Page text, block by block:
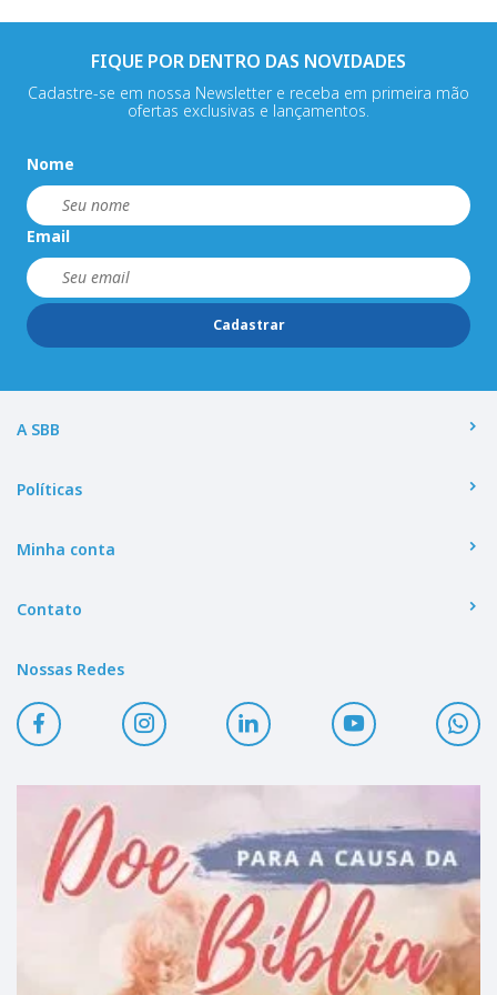
FIQUE POR DENTRO DAS NOVIDADES
Cadastre-se em nossa Newsletter e receba em primeira mão
ofertas exclusivas e lançamentos.
Nome
Email
Cadastrar
A SBB
Políticas
Minha conta
Contato
Nossas Redes